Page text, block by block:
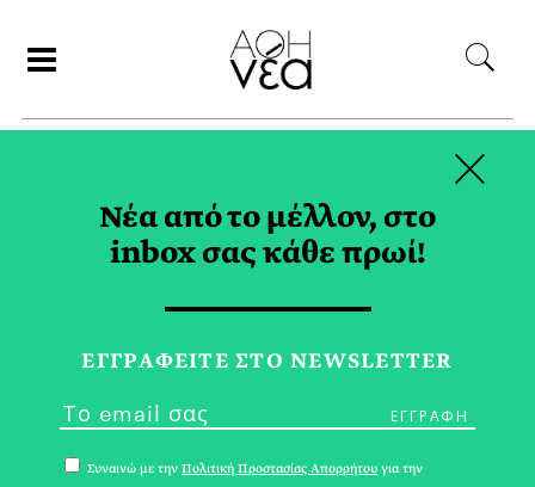
ΝΟΕΜΒΡΙΟΣ 2021
Νέα από το μέλλον, στο
inbox σας κάθε πρωί!
ΕΓΓPΑΦΕΙΤΕ ΣΤΟ NEWSLETTER
Συναινώ με την Πολιτική Προστασίας Απορρήτου για την
×